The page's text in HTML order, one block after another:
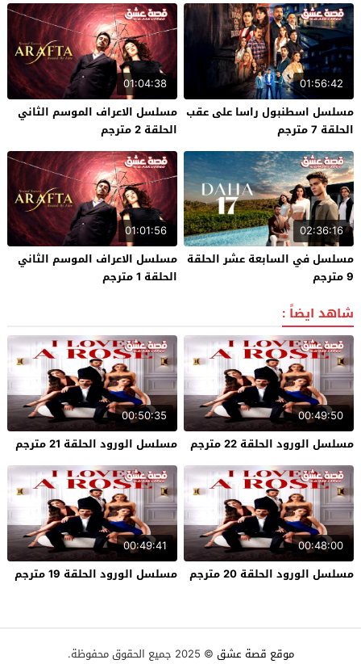
01:56:42
مسلسل اسطنبول راسا على عقب
الحلقة 7 مترجم
01:04:38
مسلسل الاعراف الموسم الثاني
الحلقة 2 مترجم
02:36:16
مسلسل في السابعة عشر الحلقة
9 مترجم
01:01:56
مسلسل الاعراف الموسم الثاني
الحلقة 1 مترجم
شاهد ايضاً :
00:49:50
مسلسل الورود الحلقة 22 مترجم
00:50:35
مسلسل الورود الحلقة 21 مترجم
00:48:00
مسلسل الورود الحلقة 20 مترجم
00:49:41
مسلسل الورود الحلقة 19 مترجم
موقع قصة عشق © 2025 جميع الحقوق محفوظة.